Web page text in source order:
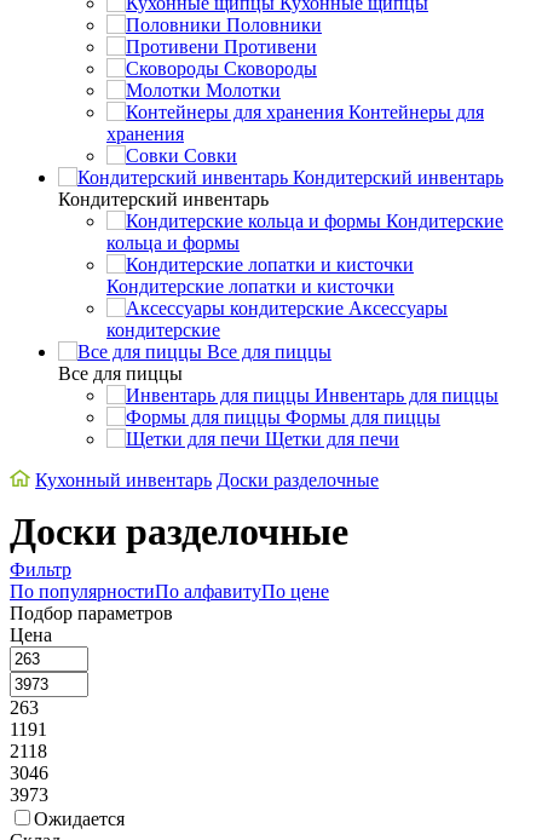
Половники
Противени
Сковороды
Молотки
Контейнеры для
хранения
Совки
Кондитерский инвентарь
Кондитерский инвентарь
Кондитерские
кольца и формы
Кондитерские лопатки и кисточки
Аксессуары
кондитерские
Все для пиццы
Все для пиццы
Инвентарь для пиццы
Формы для пиццы
Щетки для печи
Кухонный инвентарь Доски разделочные
Доски разделочные
Фильтр
По популярностиПо алфавитуПо цене
Подбор параметров
Цена
263
1191
2118
3046
3973
Ожидается